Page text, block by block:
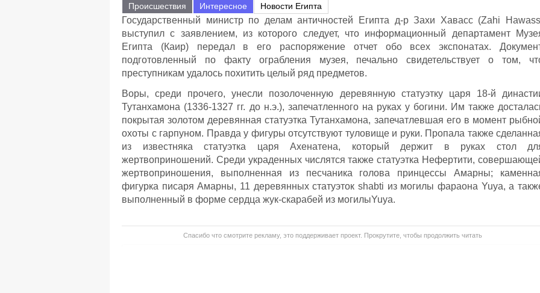
Происшествия Интересное Новости Египта
Государственный министр по делам античностей Египта д-р Захи Хавасс (Zahi
выступил с заявлением, из которого следует, что информационный департамент
Египта (Каир) передал в его распоряжение отчет обо всех экспонатах.
подготовленный по факту ограбления музея, печально свидетельствует о том,
преступникам удалось похитить целый ряд предметов.
Воры, среди прочего, унесли позолоченную деревянную статуэтку царя 18-й
Тутанхамона (1336-1327 гг. до н.э.), запечатленного на руках у богини. Им также
покрытая золотом деревянная статуэтка Тутанхамона, запечатлевшая его в момент
охоты с гарпуном. Правда у фигуры отсутствуют туловище и руки. Пропала также
из известняка статуэтка царя Ахенатена, который держит в руках стол
жертвоприношений. Среди украденных числятся также статуэтка Нефертити,
жертвоприношения, выполненная из песчаника голова принцессы Амарны;
фигурка писаря Амарны, 11 деревянных статуэток shabti из могилы фараона Yuya, а
выполненный в форме сердца жук-скарабей из могилыYuya.
Спасибо что смотрите рекламу, это поддерживает проект. Прокрутите, чтобы продолжить читать